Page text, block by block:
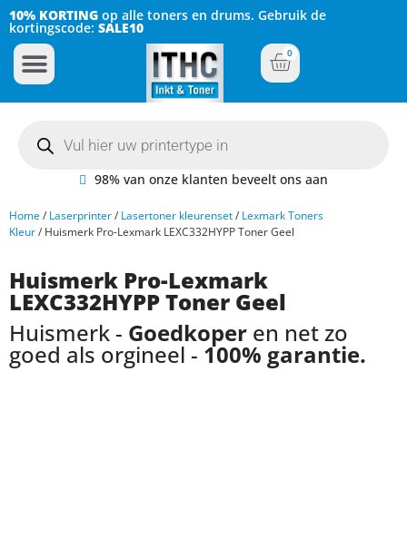
10% KORTING op alle toners en drums. Gebruik de
kortingscode: SALE10
0
98% van onze klanten beveelt ons aan
Home/ Laserprinter/ Lasertoner kleurenset/ Lexmark Toners
Kleur/ Huismerk Pro-Lexmark LEXC332HYPP Toner Geel
Huismerk Pro-Lexmark
LEXC332HYPP Toner Geel
Huismerk - Goedkoper en net zo
goed als orgineel - 100% garantie.